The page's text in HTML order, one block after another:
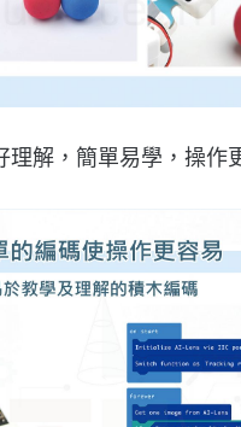
理解，簡單易學，操作